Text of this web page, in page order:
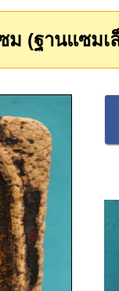
(ฐานแซมเ